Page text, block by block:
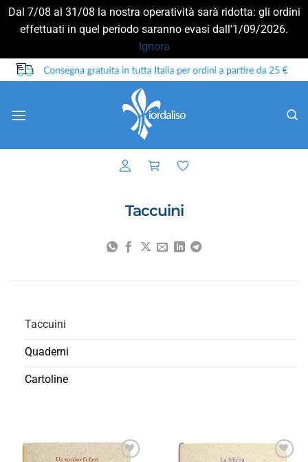
Dal 7/08 al 31/08 la nostra operatività sarà ridotta: gli ordini
effettuati in quel periodo saranno evasi dall'1/09/2026.
Ignora
Salta
ai
Taccuini
Taccuini
Quaderni
Cartoline